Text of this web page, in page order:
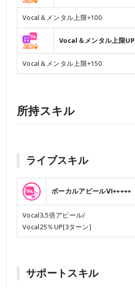
Vocal＆メンタル上限+100
Vocal＆メンタル上限UP
Vocal＆メンタル上限+150
所持スキル
ライブスキル
ボーカルアピールⅥ+++++
Vocal3.5倍アピール/
Vocal25％UP[3ターン]
サポートスキル